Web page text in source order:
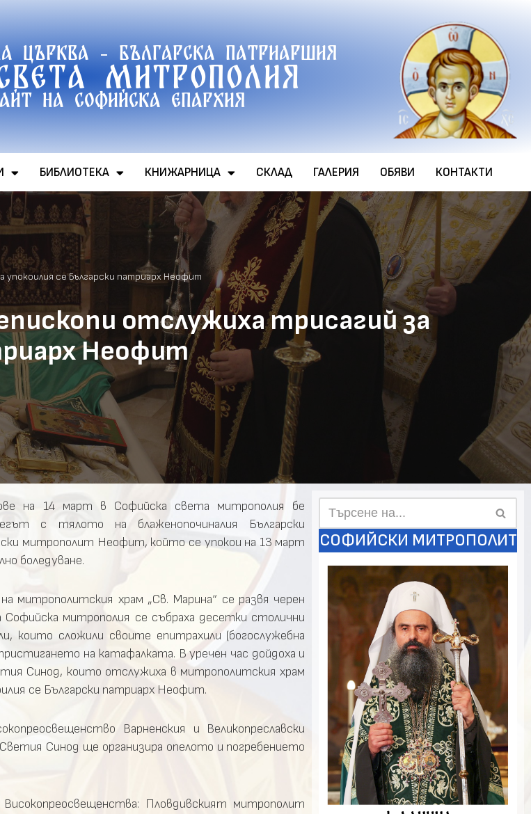
църква - Българска патриаршия
митрополия
на софийска епархия
БИБЛИОТЕКА КНИЖАРНИЦА СКЛАД ГАЛЕРИЯ ОБЯВИ КОНТАКТИ
упокоилия се Български патриарх Неофит
отслужиха трисагий за
Неофит
на 14 март в Софийска света митрополия бе
с тялото на блаженопочиналия Български
митрополит Неофит, който се упокои на 13 март
боледуване.
митрополитския храм „Св. Марина“ се развя черен
Софийска митрополия се събраха десетки столични
които сложили своите епитрахили (богослужебна
на катафалката. В уречен час дойдоха и
Синод, които отслужиха в митрополитския храм
се Български патриарх Неофит.
Варненския и Великопреславски
Синод ще организира опелото и погребението
Пловдивският митрополит
СОФИЙСКИ МИТРОПОЛИТ